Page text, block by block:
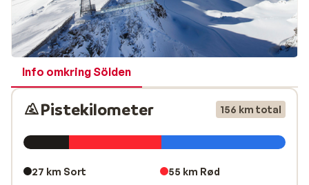
kilometer pister iObergurgl-Hochgurgl. Du vil altså
have adgang til hele 254 kilometer piste, når skal
afsted på ski til Sölden. Med Söldens mange
velfungerende liftsystemer, de fantastiske
sammenhængende pister til alle niveauer og områdets
sne- og solsikkerhed, er du garanteret en perfekt
skiferie her!
butikker, restauranter og barer. I byen finder du også
Info omkring Sölden
Pistekilometer 156 km total
27 km Sort
55 km Rød